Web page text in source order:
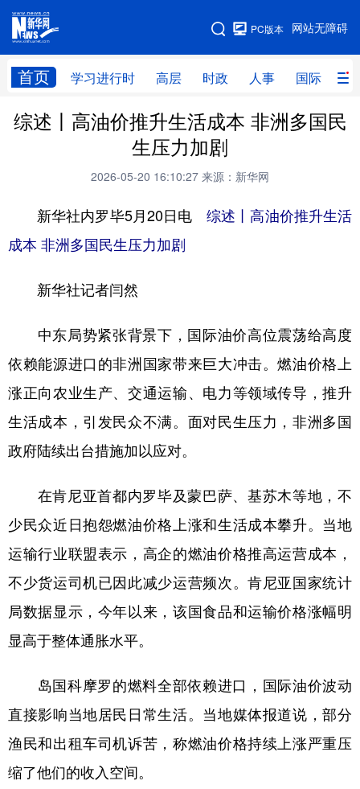
网站无障碍
PC版本
首页 学习进行时 高层 时政 人事 国际 财
网站地图
学习进行时 高层 时政 人事
财经 网评
科技 科创 量子 体育
文化
访谈 视频
食品 人居 信息化 数字经济
学术中国 乡村振兴 银龄 溯源中国
城市 旅游 能源 会展
彩票 娱乐
公益 一带一路 亚太网 上市公司
文化产业
地方频道
北京 天津 河北 山西
浙江 安徽 福建 江西
山东 河南 湖北 湖南
综述丨高油价推升生活成本 非洲多国民
生压力加剧
2026-05-20 16:10:27 来源：新华网
新华社内罗毕5月20日电综述丨高油价推升生活
成本 非洲多国民生压力加剧
新华社记者闫然
中东局势紧张背景下，国际油价高位震荡给高度
依赖能源进口的非洲国家带来巨大冲击。燃油价格上
涨正向农业生产、交通运输、电力等领域传导，推升
生活成本，引发民众不满。面对民生压力，非洲多国
政府陆续出台措施加以应对。
在肯尼亚首都内罗毕及蒙巴萨、基苏木等地，不
少民众近日抱怨燃油价格上涨和生活成本攀升。当地
运输行业联盟表示，高企的燃油价格推高运营成本，
不少货运司机已因此减少运营频次。肯尼亚国家统计
局数据显示，今年以来，该国食品和运输价格涨幅明
显高于整体通胀水平。
岛国科摩罗的燃料全部依赖进口，国际油价波动
直接影响当地居民日常生活。当地媒体报道说，部分
渔民和出租车司机诉苦，称燃油价格持续上涨严重压
缩了他们的收入空间。